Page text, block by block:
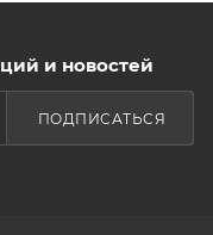
и новостей
ПОДПИСАТЬСЯ